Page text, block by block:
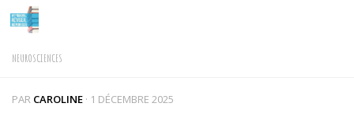
Skip to content
NEUROSCIENCES
PAR CAROLINE · 1 DÉCEMBRE 2025